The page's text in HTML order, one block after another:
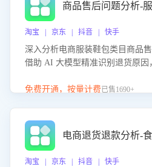
商品售后问题分析-
淘宝 | 京东 | 抖音 | 快手
深入分析电商服装鞋包类目商品
借助 AI 大模型精准识别退货原因
议，助力商家优化产品或服务，
免费开通，按量计费已售1690+
电商退货退款分析-
淘宝 | 京东 | 抖音 | 快手